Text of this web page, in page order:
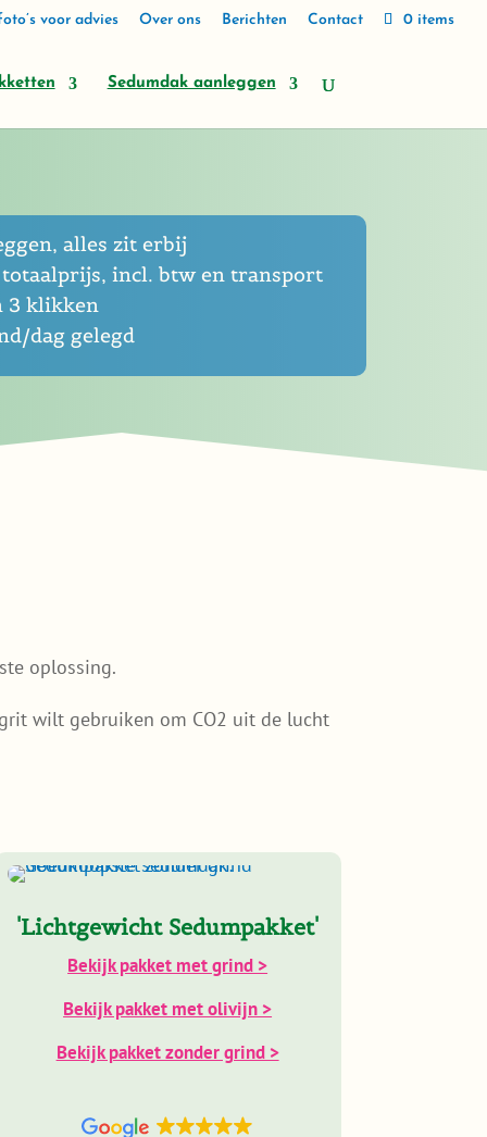
voor advies Over ons Berichten Contact 0 items
Sedumdak aanleggen
alles zit erbij
totaalprijs, incl. btw en transport
3 klikken
dag gelegd
oplossing.
wilt gebruiken om CO2 uit de lucht